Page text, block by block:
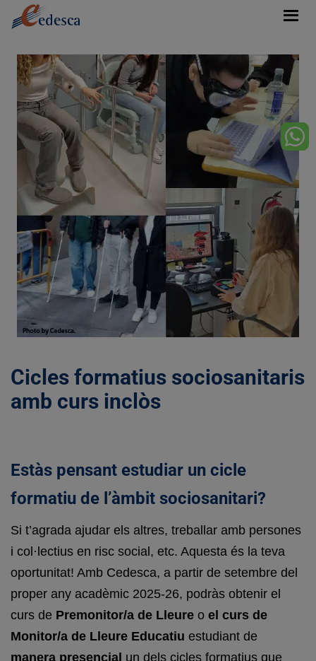
Cicles formatius sociosanitaris
amb curs inclòs
Estàs pensant estudiar un cicle
formatiu de l’àmbit sociosanitari?
Si t’agrada ajudar els altres, treballar amb persones
i col·lectius en risc social, etc. Aquesta és la teva
oportunitat! Amb Cedesca, a partir de setembre del
proper any acadèmic 2025-26, podràs obtenir el
curs de Premonitor/a de Lleure o el curs de
Monitor/a de Lleure Educatiu estudiant de
manera presencial un dels cicles formatius que